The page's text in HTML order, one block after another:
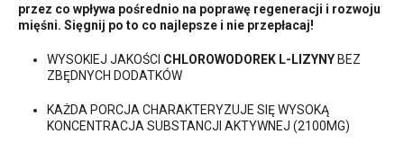
przez co wpływa pośrednio na poprawę regeneracji i rozwoju
mięśni. Sięgnij po to co najlepsze i nie przepłacaj!
WYSOKIEJ JAKOŚCI CHLOROWODOREK L-LIZYNY BEZ
ZBĘDNYCH DODATKÓW
KAŻDA PORCJA CHARAKTERYZUJE SIĘ WYSOKĄ
KONCENTRACJA SUBSTANCJI AKTYWNEJ (2100MG)